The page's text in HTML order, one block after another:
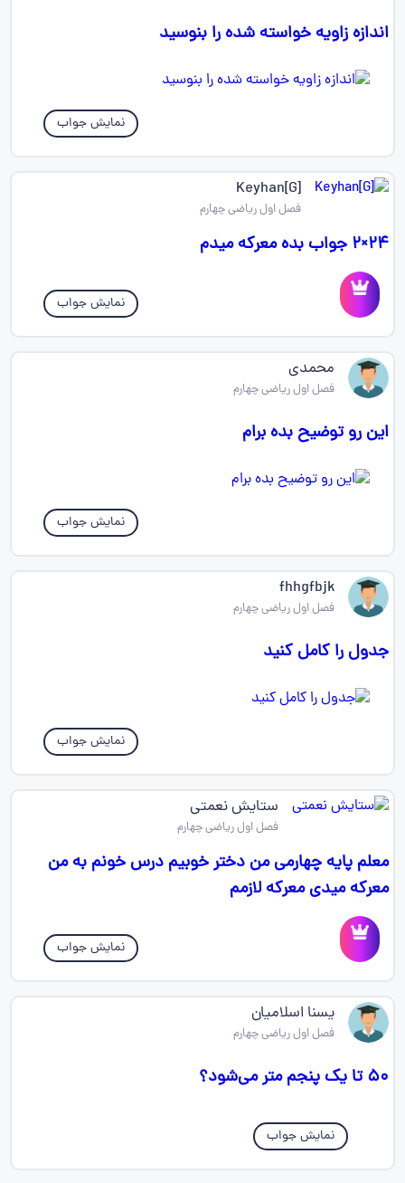
اندازه زاویه خواسته شده را بنوسید
نمایش جواب
Keyhan[G]
فصل اول ریاضی چهارم
۲۴×۲ جواب بده معرکه میدم
نمایش جواب
محمدی
فصل اول ریاضی چهارم
این رو توضیح بده برام
نمایش جواب
fhhgfbjk
فصل اول ریاضی چهارم
جدول را کامل کنید
نمایش جواب
ستایش نعمتی
فصل اول ریاضی چهارم
معلم پایه چهارمی من دختر خوبیم درس خونم به من
معرکه میدی معرکه لازمم
نمایش جواب
یسنا اسلامیان
فصل اول ریاضی چهارم
۵۰ تا یک پنجم متر می‌شود؟
نمایش جواب